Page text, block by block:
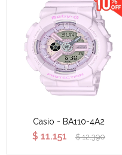
Casio - BA110-4A2
$ 11.151 $ 12.390